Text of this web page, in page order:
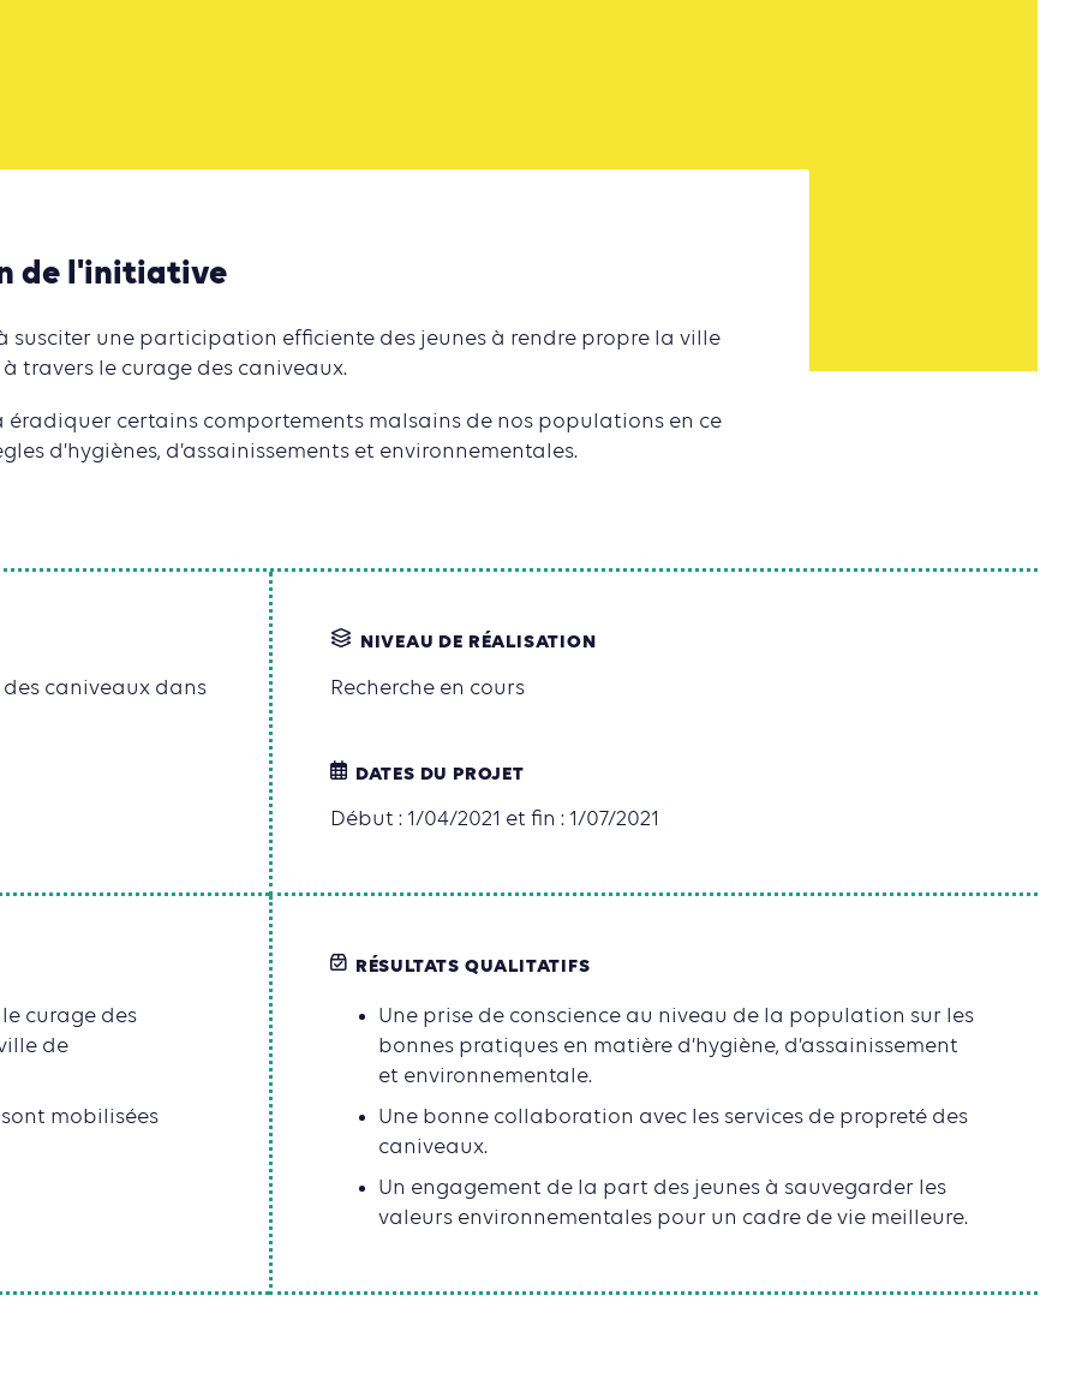
de l'initiative
à susciter une participation efficiente des jeunes à rendre propre la ville
travers le curage des caniveaux.
éradiquer certains comportements malsains de nos populations en ce
d’hygiènes, d’assainissements et environnementales.
caniveaux dans
NIVEAU DE RÉALISATION
Recherche en cours
DATES DU PROJET
Début : 1/04/2021 et fin : 1/07/2021
curage des
de
mobilisées
RÉSULTATS QUALITATIFS
Une prise de conscience au niveau de la population sur les
bonnes pratiques en matière d’hygiène, d’assainissement
et environnementale.
Une bonne collaboration avec les services de propreté des
caniveaux.
Un engagement de la part des jeunes à sauvegarder les
valeurs environnementales pour un cadre de vie meilleure.